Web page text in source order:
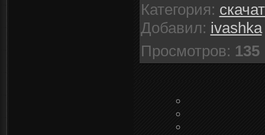
Категория:
Добавил: ivashka
Просмотров: 135